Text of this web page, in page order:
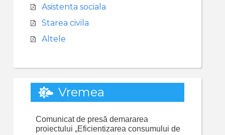
Asistenta sociala
Starea civila
Altele
Vremea
Comunicat de presă demararea
proiectului „Eficientizarea consumului de